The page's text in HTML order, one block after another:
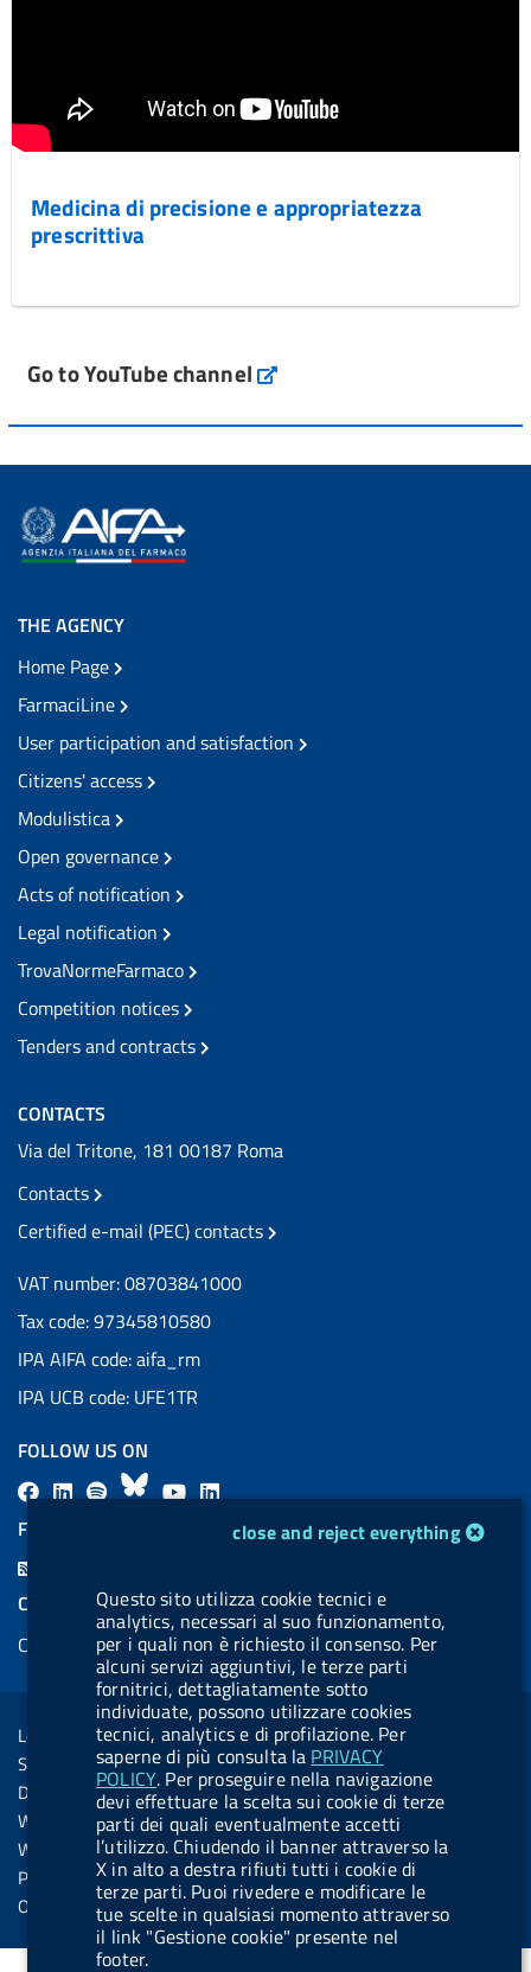
Medicina di precisione e appropriatezza
prescrittiva
Go to YouTube channel
cookie management moduleclose and reject everything
Questo sito utilizza cookie tecnici e
analytics, necessari al suo funzionamento,
per i quali non è richiesto il consenso. Per
alcuni servizi aggiuntivi, le terze parti
fornitrici, dettagliatamente sotto
individuate, possono utilizzare cookies
tecnici, analytics e di profilazione. Per
saperne di più consulta la PRIVACY
POLICY. Per proseguire nella navigazione
devi effettuare la scelta sui cookie di terze
parti dei quali eventualmente accetti
l’utilizzo. Chiudendo il banner attraverso la
X in alto a destra rifiuti tutti i cookie di
terze parti. Puoi rivedere e modificare le
tue scelte in qualsiasi momento attraverso
il link "Gestione cookie" presente nel
footer.
THE AGENCY
Home Page
FarmaciLine
User participation and satisfaction
Citizens' access
Modulistica
Open governance
Acts of notification
Legal notification
TrovaNormeFarmaco
Competition notices
Tenders and contracts
CONTACTS
Via del Tritone, 181 00187 Roma
Contacts
Certified e-mail (PEC) contacts
VAT number: 08703841000
Tax code: 97345810580
IPA AIFA code: aifa_rm
IPA UCB code: UFE1TR
FOLLOW US ON
F
L
l
.
b
u
t
t
o
n
.
s
p
B
s
k
y
Y
u
b
e
k
e
d
i
n
FEED RSS
COOKIES
Cookie management
Sezione Link Utili
Legal notice
Social Media Policy
Dichiarazione di accessibilità
Web accessibility
Website statistics
Privacy
Online services